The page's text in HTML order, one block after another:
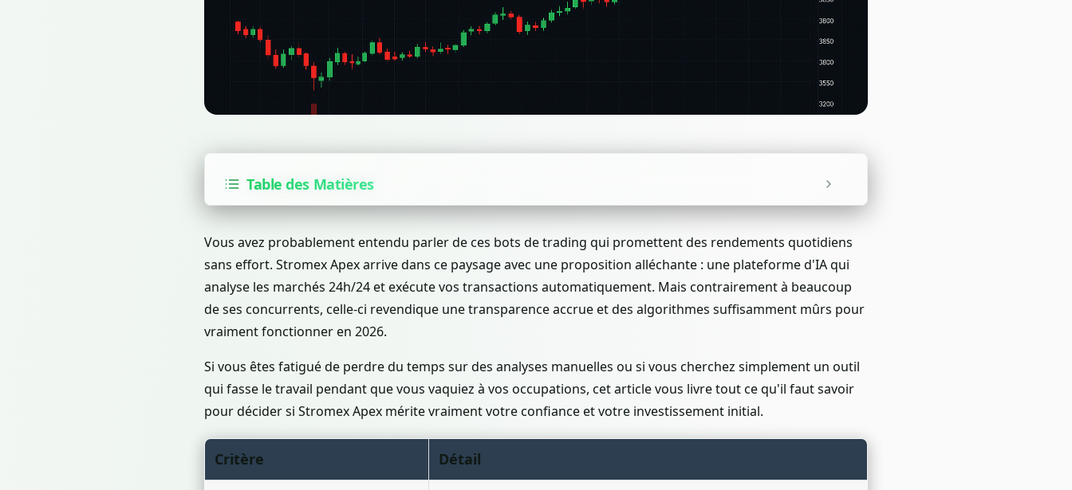
Table des Matières
Vous avez probablement entendu parler de ces bots de trading qui promettent des rendements quotidiens
sans effort. Stromex Apex arrive dans ce paysage avec une proposition alléchante : une plateforme d'IA qui
analyse les marchés 24h/24 et exécute vos transactions automatiquement. Mais contrairement à beaucoup
de ses concurrents, celle-ci revendique une transparence accrue et des algorithmes suffisamment mûrs pour
vraiment fonctionner en 2026.
Si vous êtes fatigué de perdre du temps sur des analyses manuelles ou si vous cherchez simplement un outil
qui fasse le travail pendant que vous vaquiez à vos occupations, cet article vous livre tout ce qu'il faut savoir
pour décider si Stromex Apex mérite vraiment votre confiance et votre investissement initial.
Critère Détail